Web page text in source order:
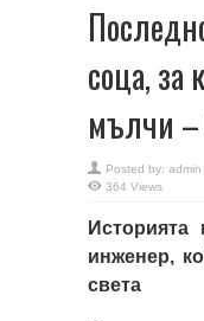
соца, за
мълчи –
Posted by: admin
364 Views
инженер,
света